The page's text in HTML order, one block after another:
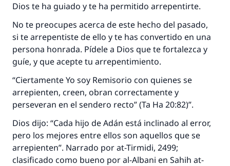
Dios te ha guiado y te ha permitido arrepentirte.
No te preocupes acerca de este hecho del pasado,
si te arrepentiste de ello y te has convertido en una
persona honrada. Pídele a Dios que te fortalezca y
guíe, y que acepte tu arrepentimiento.
“Ciertamente Yo soy Remisorio con quienes se
arrepienten, creen, obran correctamente y
perseveran en el sendero recto” (Ta Ha 20:82)”.
Dios dijo: “Cada hijo de Adán está inclinado al error,
pero los mejores entre ellos son aquellos que se
arrepienten”. Narrado por at-Tirmidi, 2499;
clasificado como bueno por al-Albani en Sahih at-